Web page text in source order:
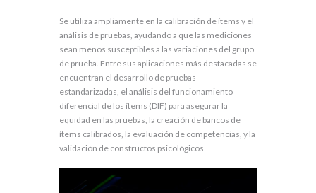
Se utiliza ampliamente en la calibración de ítems y el
análisis de pruebas, ayudando a que las mediciones
sean menos susceptibles a las variaciones del grupo
de prueba. Entre sus aplicaciones más destacadas se
encuentran el desarrollo de pruebas
estandarizadas, el análisis del funcionamiento
diferencial de los ítems (DIF) para asegurar la
equidad en las pruebas, la creación de bancos de
ítems calibrados, la evaluación de competencias, y la
validación de constructos psicológicos.